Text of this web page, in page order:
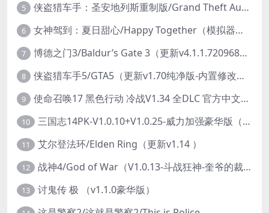
5 侠盗猎车手：圣安地列斯重制版/Grand Theft Auto: San Andreas – The Definitive Edition（更新v1.113.49697469）
6 女神驾到：夏日甜心/Happy Together（模拟器版-升级豪华终极珍藏版+全DLC）
7 博德之门3/Baldur’s Gate 3（更新v4.1.1.7209685）
8 侠盗猎车手5/GTA5（更新v1.70纯净版-内置修改器+通关存档）
9 使命召唤17 黑色行动 冷战V1.34 全DLC 官方中文版COD17
10 三国志14PK-V1.0.10+V1.0.25-威力加强豪华版（武将面容套装-全DLC+季票+特典+中文语音+编辑修改器）
11 艾尔登法环/Elden Ring（更新v1.14 ）
12 战神4/God of War（V1.0.13-斗战狂神-奎爷的裁决+全DLC）
13 讨鬼传 极 （v1.1.0豪华版）